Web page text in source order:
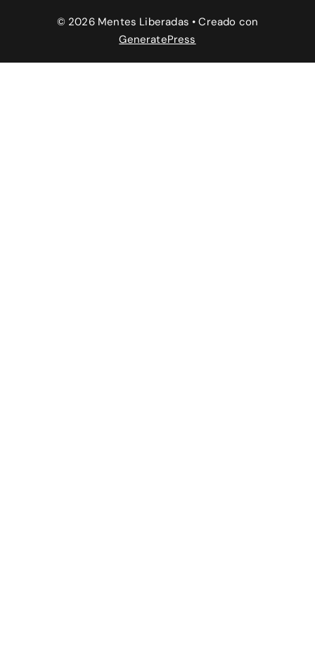
© 2026 Mentes Liberadas • Creado con
GeneratePress